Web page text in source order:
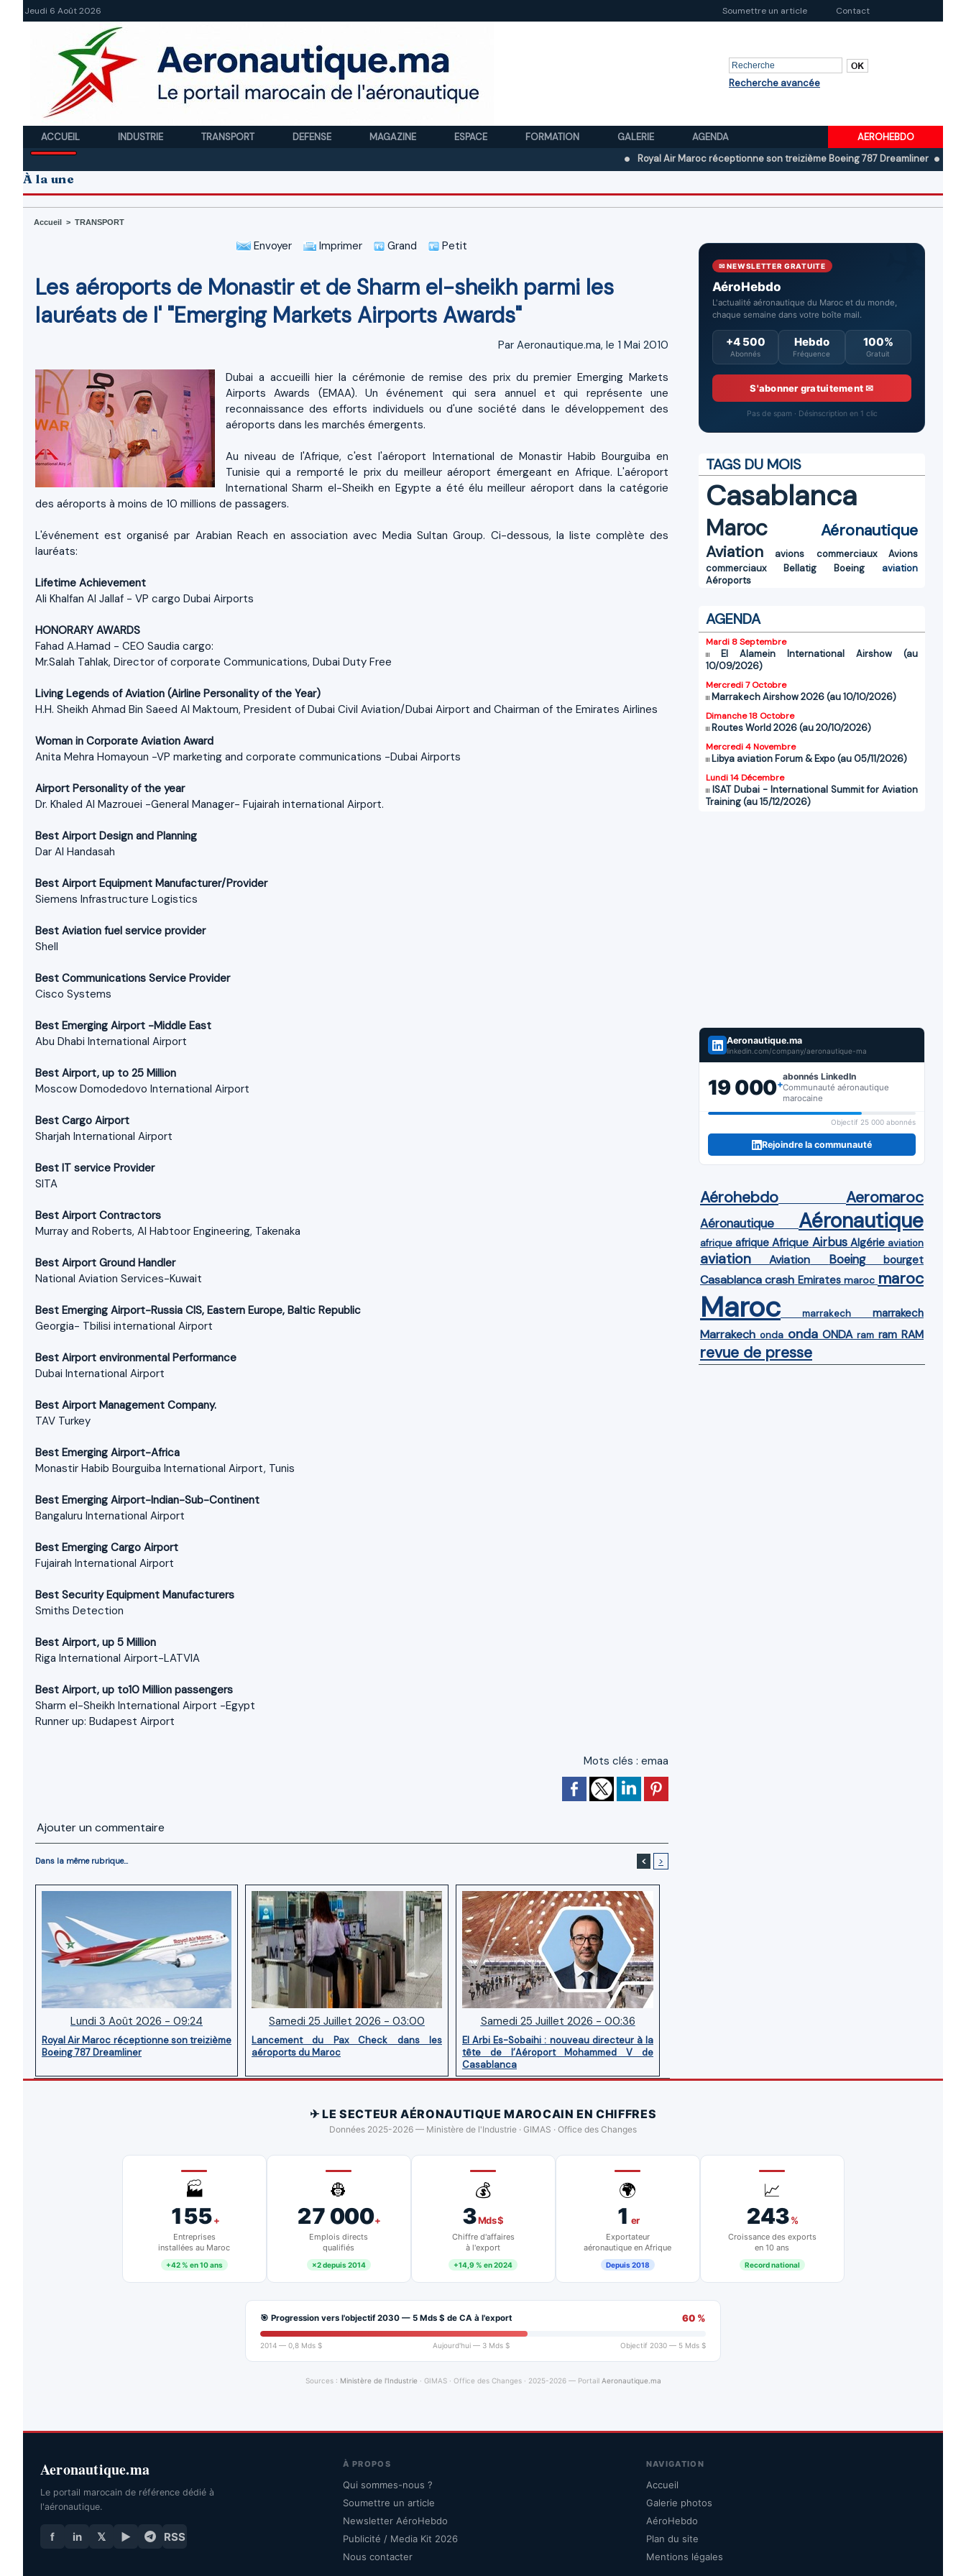
Jeudi 6 Août 2026 Soumettre un article Contact
Recherche avancée
ACCUEIL INDUSTRIE TRANSPORT DEFENSE MAGAZINE ESPACE FORMATION GALERIE AGENDA
AEROHEBDO
Royal Air Maroc réceptionne son treizième Boeing 787 Dreamliner
Boeing au
À la une
Accueil > TRANSPORT
Envoyer Imprimer Grand Petit
Les aéroports de Monastir et de Sharm el-sheikh parmi les
lauréats de l' "Emerging Markets Airports Awards"
Par Aeronautique.ma, le 1 Mai 2010
Dubai a accueilli hier la cérémonie de remise des prix du premier Emerging Markets
Airports Awards (EMAA). Un événement qui sera annuel et qui représente une
reconnaissance des efforts individuels ou d'une société dans le développement des
aéroports dans les marchés émergents.
Au niveau de l'Afrique, c'est l'aéroport International de Monastir Habib Bourguiba en
Tunisie qui a remporté le prix du meilleur aéroport émergeant en Afrique. L'aéroport
InternationalSharm el-Sheikh en Egypte a été élu meilleur aéroport dans la catégorie
des aéroports à moins de 10 millions de passagers.
L'événement est organisé par Arabian Reach en association avec Media Sultan Group. Ci-dessous, la liste complète des
lauréats:
Lifetime Achievement
Ali Khalfan Al Jallaf - VP cargo Dubai Airports
HONORARY AWARDS
Fahad A.Hamad - CEO Saudia cargo:
Mr.Salah Tahlak, Director of corporate Communications, Dubai Duty Free
Living Legends of Aviation (Airline Personality of the Year)
H.H. Sheikh Ahmad Bin Saeed Al Maktoum, President of Dubai Civil Aviation/Dubai Airport and Chairman of the Emirates Airlines
Woman in Corporate Aviation Award
Anita Mehra Homayoun -VP marketing and corporate communications -Dubai Airports
Airport Personality of the year
Dr. Khaled Al Mazrouei -General Manager- Fujairah international Airport.
Best Airport Design and Planning
Dar Al Handasah
Best Airport Equipment Manufacturer/Provider
Siemens Infrastructure Logistics
Best Aviation fuel service provider
Shell
Best Communications Service Provider
Cisco Systems
Best Emerging Airport -Middle East
Abu Dhabi International Airport
Best Airport, up to 25 Million
Moscow Domodedovo International Airport
Best Cargo Airport
Sharjah International Airport
Best IT service Provider
SITA
Best Airport Contractors
Murray and Roberts, Al Habtoor Engineering, Takenaka
Best Airport Ground Handler
National Aviation Services-Kuwait
Best Emerging Airport-Russia CIS, Eastern Europe, Baltic Republic
Georgia- Tbilisi international Airport
Best Airport environmental Performance
Dubai International Airport
Best Airport Management Company.
TAV Turkey
Best Emerging Airport-Africa
Monastir Habib Bourguiba International Airport, Tunis
Best Emerging Airport-Indian-Sub-Continent
Bangaluru International Airport
Best Emerging Cargo Airport
Fujairah International Airport
Best Security Equipment Manufacturers
Smiths Detection
Best Airport, up 5 Million
Riga International Airport-LATVIA
Best Airport, up to10 Million passengers
Sharm el-Sheikh International Airport -Egypt
Runner up: Budapest Airport
Mots clés : emaa
Ajouter un commentaire
Dans la même rubrique... < >
Lundi 3 Août 2026 - 09:24
Royal Air Maroc réceptionne son treizième
Boeing 787 Dreamliner
Samedi 25 Juillet 2026 - 03:00
Lancement du Pax Check dans les
aéroports du Maroc
Samedi 25 Juillet 2026 - 00:36
El Arbi Es-Sobaihi : nouveau directeur à la
tête de l’Aéroport Mohammed V de
Casablanca
✉ NEWSLETTER GRATUITE
AéroHebdo
L'actualité aéronautique du Maroc et du monde,
chaque semaine dans votre boîte mail.
+4 500
Abonnés
Hebdo
Fréquence
100%
Gratuit
S'abonner gratuitement ✉
Pas de spam · Désinscription en 1 clic
TAGS DU MOIS
Casablanca
Maroc
Aéronautique
Aviation
avions commerciaux
Avions
commerciaux
Bellatig Boeing
aviation
Aéroports
AGENDA
Mardi 8 Septembre
El Alamein International Airshow (au
10/09/2026)
Mercredi 7 Octobre
Marrakech Airshow 2026 (au 10/10/2026)
Dimanche 18 Octobre
Routes World 2026 (au 20/10/2026)
Mercredi 4 Novembre
Libya aviation Forum & Expo (au 05/11/2026)
Lundi 14 Décembre
ISAT Dubai - International Summit for Aviation
Training (au 15/12/2026)
Aeronautique.ma
linkedin.com/company/aeronautique-ma
19 000+
abonnés LinkedIn
Communauté aéronautique
marocaine
Objectif 25 000 abonnés
Rejoindre la communauté
Aérohebdo Aeromaroc
Aéronautique Aéronautique
afrique afrique Afrique Airbus Algérie aviation
aviation Aviation Boeing bourget
Casablanca crash Emirates maroc maroc
Maroc marrakech marrakech
Marrakech onda onda ONDA ram ram RAM
revue de presse
✈ LE SECTEUR AÉRONAUTIQUE MAROCAIN EN CHIFFRES
Données 2025-2026 — Ministère de l'Industrie · GIMAS · Office des Changes
🏭
155+
Entreprises
installées au Maroc
+42 % en 10 ans
👷
27 000+
Emplois directs
qualifiés
×2 depuis 2014
💰
3Mds $
Chiffre d'affaires
à l'export
+14,9 % en 2024
🌍
1 er
Exportateur
aéronautique en Afrique
Depuis 2018
📈
243%
Croissance des exports
en 10 ans
Record national
🎯 Progression vers l'objectif 2030 — 5 Mds $ de CA à l'export 60 %
2014 — 0,8 Mds $ Aujourd'hui — 3 Mds $ Objectif 2030 — 5 Mds $
Sources : Ministère de l'Industrie · GIMAS · Office des Changes · 2025-2026 — Portail Aeronautique.ma
Aeronautique.ma
Le portail marocain de référence dédié à
l'aéronautique.
f in 𝕏 ▶ RSS
À PROPOS
Qui sommes-nous ?
Soumettre un article
Newsletter AéroHebdo
Publicité / Media Kit 2026
Nous contacter
NAVIGATION
Accueil
Galerie photos
AéroHebdo
Plan du site
Mentions légales